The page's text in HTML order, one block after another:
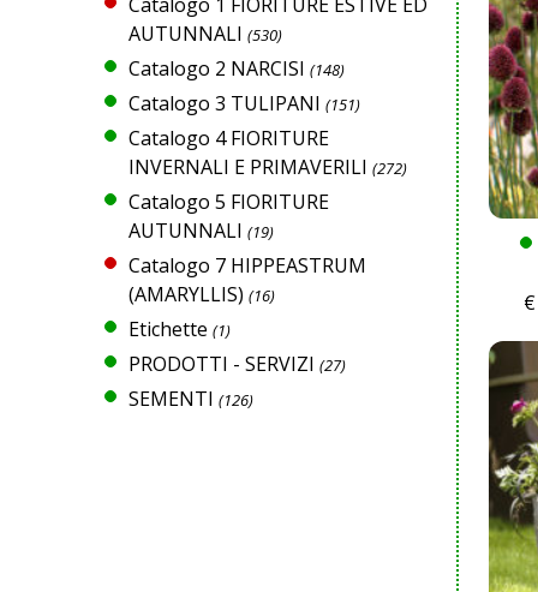
€
AUTUNNALI (530)
Catalogo 2 NARCISI (148)
Catalogo 3 TULIPANI (151)
Catalogo 4 FIORITURE
INVERNALI E PRIMAVERILI (272)
Catalogo 5 FIORITURE
AUTUNNALI (19)
Catalogo 7 HIPPEASTRUM
(AMARYLLIS) (16)
Etichette (1)
PRODOTTI - SERVIZI (27)
SEMENTI (126)